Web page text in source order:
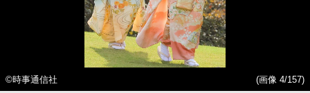
©時事通信社
(画像 4/157)